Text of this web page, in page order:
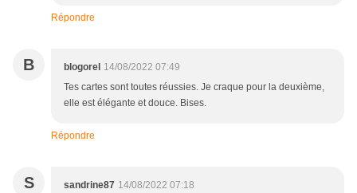
Répondre
B blogorel 14/08/2022 07:49
Tes cartes sont toutes réussies. Je craque pour la deuxième,
elle est élégante et douce. Bises.
Répondre
S sandrine87 14/08/2022 07:18